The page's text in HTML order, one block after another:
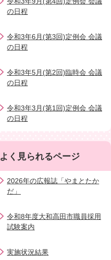
の日程
令和3年6月(第3回)定例会 会議
の日程
令和3年5月(第2回)臨時会 会議
の日程
令和3年3月(第1回)定例会 会議
の日程
よく見られるページ
2026年の広報誌「やまとたか
だ」
令和8年度大和高田市職員採用
試験案内
実施状況結果